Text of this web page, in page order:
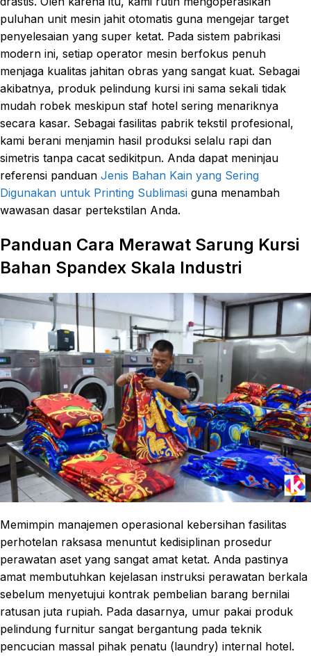
puluhan unit mesin jahit otomatis guna mengejar target
penyelesaian yang super ketat. Pada sistem pabrikasi
modern ini, setiap operator mesin berfokus penuh
menjaga kualitas jahitan obras yang sangat kuat. Sebagai
akibatnya, produk pelindung kursi ini sama sekali tidak
mudah robek meskipun staf hotel sering menariknya
secara kasar. Sebagai fasilitas pabrik tekstil profesional,
kami berani menjamin hasil produksi selalu rapi dan
simetris tanpa cacat sedikitpun. Anda dapat meninjau
referensi panduan Jenis Bahan Kain yang Sering
Digunakan untuk Printing Sublimasi guna menambah
wawasan dasar pertekstilan Anda.
Panduan Cara Merawat Sarung Kursi
Bahan Spandex Skala Industri
Memimpin manajemen operasional kebersihan fasilitas
perhotelan raksasa menuntut kedisiplinan prosedur
perawatan aset yang sangat amat ketat. Anda pastinya
amat membutuhkan kejelasan instruksi perawatan berkala
sebelum menyetujui kontrak pembelian barang bernilai
ratusan juta rupiah. Pada dasarnya, umur pakai produk
pelindung furnitur sangat bergantung pada teknik
pencucian massal pihak penatu (laundry) internal hotel.